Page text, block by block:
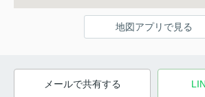
地図アプリで見る
メールで共有する